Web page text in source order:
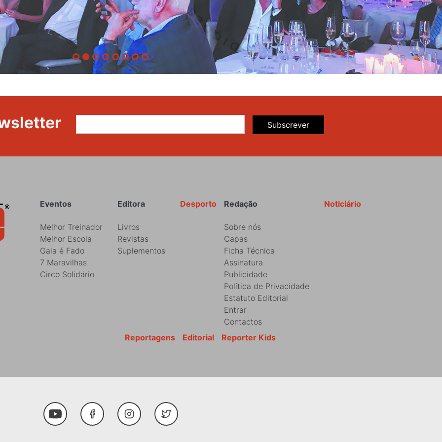
Subscrever
Rodapé Noticiário
Redação
Sobre nós
Capas
Ficha Técnica
Assinatura
Publicidade
Política de Privacidade
Estatuto Editorial
Entrar
Contactos
Desporto
Editora
Livros
Revistas
Suplementos
Eventos
Melhor Treinador
Melhor Escola
Gaia é Fado
7 Maravilhas
Circo Solidário
Reporter Kids
Editorial
Reportagens
Youtube FacebookInstagramTwitter